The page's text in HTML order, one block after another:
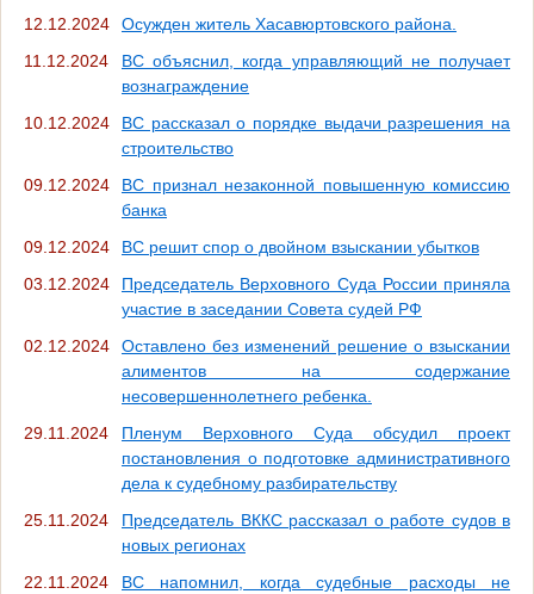
12.12.2024
Осужден житель Хасавюртовского района.
11.12.2024
ВС объяснил, когда управляющий не получает
вознаграждение
10.12.2024
ВС рассказал о порядке выдачи разрешения на
строительство
09.12.2024
ВС признал незаконной повышенную комиссию
банка
09.12.2024
ВС решит спор о двойном взыскании убытков
03.12.2024
Председатель Верховного Суда России приняла
участие в заседании Совета судей РФ
02.12.2024
Оставлено без изменений решение о взыскании
алиментов на содержание
несовершеннолетнего ребенка.
29.11.2024
Пленум Верховного Суда обсудил проект
постановления о подготовке административного
дела к судебному разбирательству
25.11.2024
Председатель ВККС рассказал о работе судов в
новых регионах
22.11.2024
ВС напомнил, когда судебные расходы не